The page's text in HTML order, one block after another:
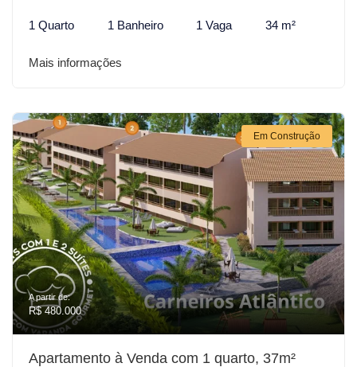
1 Quarto 1 Banheiro 1 Vaga 34 m²
Mais informações
Em Construção
A partir de:
R$ 480.000
Apartamento à Venda com 1 quarto, 37m²